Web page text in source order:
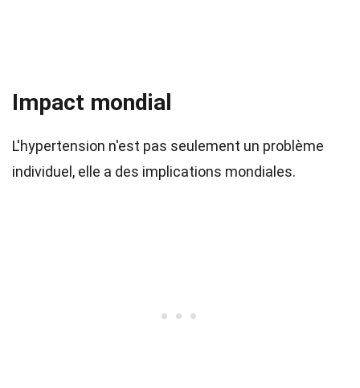
Impact mondial
L'hypertension n'est pas seulement un problème
individuel, elle a des implications mondiales.